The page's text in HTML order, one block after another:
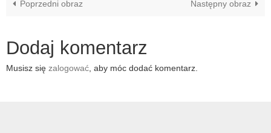
Poprzedni obraz Następny obraz
Dodaj komentarz
Musisz się zalogować , aby móc dodać komentarz.